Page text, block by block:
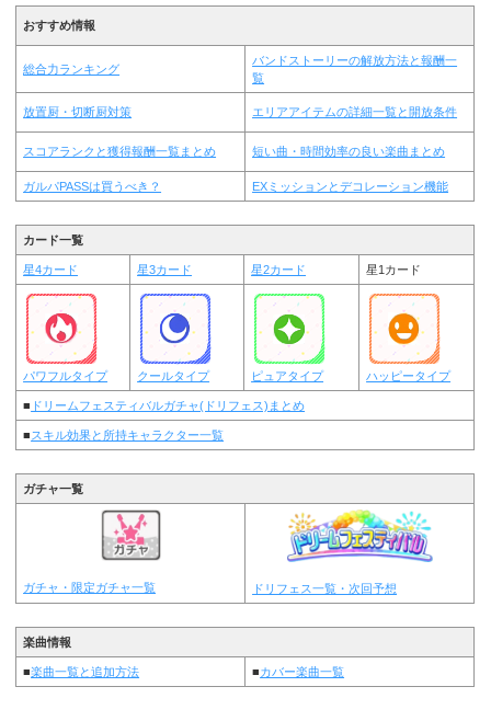
おすすめ情報
総合力ランキング
バンドストーリーの解放方法と報酬一
覧
放置厨・切断厨対策 エリアアイテムの詳細一覧と開放条件
スコアランクと獲得報酬一覧まとめ 短い曲・時間効率の良い楽曲まとめ
ガルパPASSは買うべき？ EXミッションとデコレーション機能
カード一覧
星4カード 星3カード 星2カード 星1カード
パワフルタイプ クールタイプ ピュアタイプ ハッピータイプ
■ ドリームフェスティバルガチャ(ドリフェス)まとめ
■スキル効果と所持キャラクター一覧
ガチャ一覧
ガチャ・限定ガチャ一覧 ドリフェス一覧・次回予想
楽曲情報
■楽曲一覧と追加方法 ■カバー楽曲一覧